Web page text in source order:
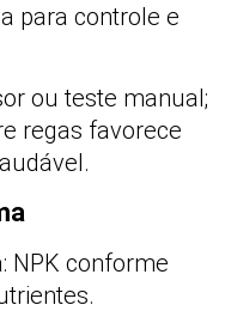
para controle e
ou teste manual;
regas favorece
NPK conforme